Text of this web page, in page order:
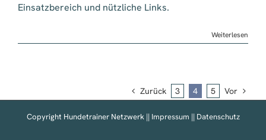
Einsatzbereich und nützliche Links.
Weiterlesen
Zurück 3 4 5 Vor
Copyright Hundetrainer Netzwerk || Impressum || Datenschutz